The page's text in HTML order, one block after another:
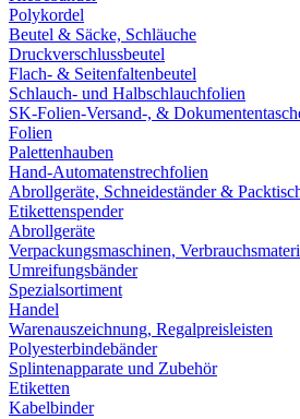
Polykordel
Beutel & Säcke, Schläuche
Druckverschlussbeutel
Flach- & Seitenfaltenbeutel
Schlauch- und Halbschlauchfolien
SK-Folien-Versand-, &
Folien
Palettenhauben
Hand-Automatenstrechfolien
Abrollgeräte, Schneideständer &
Etikettenspender
Abrollgeräte
Verpackungsmaschinen,
Umreifungsbänder
Spezialsortiment
Handel
Warenauszeichnung, Regalpreisleisten
Polyesterbindebänder
Splintenapparate und Zubehör
Etiketten
Kabelbinder